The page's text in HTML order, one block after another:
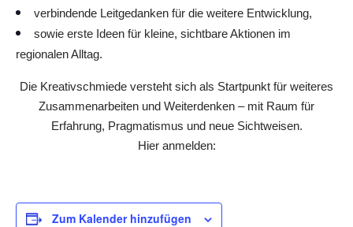
verbindende Leitgedanken für die weitere Entwicklung,
sowie erste Ideen für kleine, sichtbare Aktionen im
regionalen Alltag.
Die Kreativschmiede versteht sich als Startpunkt für weiteres
Zusammenarbeiten und Weiterdenken – mit Raum für
Erfahrung, Pragmatismus und neue Sichtweisen.
Hier anmelden:
Zum Kalender hinzufügen